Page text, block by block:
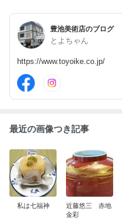
豊池美術店のブログ
とよちゃん
https://www.toyoike.co.jp/
最近の画像つき記事
私は七福神
近藤悠三 赤地
金彩